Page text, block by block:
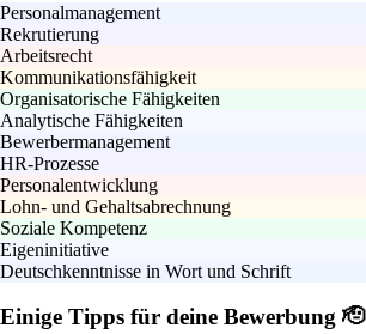
Personalmanagement
Rekrutierung
Arbeitsrecht
Kommunikationsfähigkeit
Organisatorische Fähigkeiten
Analytische Fähigkeiten
Bewerbermanagement
HR-Prozesse
Personalentwicklung
Lohn- und Gehaltsabrechnung
Soziale Kompetenz
Eigeninitiative
Deutschkenntnisse in Wort und Schrift
Einige Tipps für deine Bewerbung 🫡